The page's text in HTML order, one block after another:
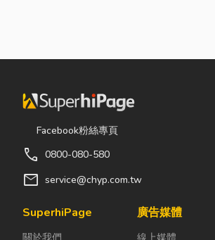
天都在使用的
實，一扇好的
門窗不只是遮
風避雨而已，
安全、採光、
通風與生活品
氣候潮濕多
責任（S）與
度營運成果的
表」與「永續
多中小企業主
Facebook粉絲專頁
call 0800-080-580
mail service@chyp.com.tw
SuperhiPage
關於我們
廣告媒體
線上媒體